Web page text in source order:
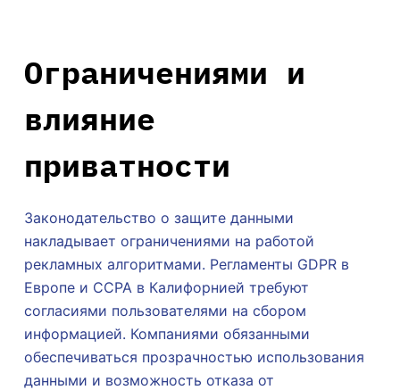
Ограничениями и
влияние
приватности
Законодательство о защите данными
накладывает ограничениями на работой
рекламных алгоритмами. Регламенты GDPR в
Европе и CCPA в Калифорнией требуют
согласиями пользователями на сбором
информацией. Компаниями обязанными
обеспечиваться прозрачностью использования
данными и возможность отказа от